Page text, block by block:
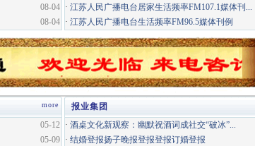
08-04
08-04
· 江苏人民广播电台居家生活频率FM107.1媒体刊...
· 江苏人民广播电台生活频率FM96.5媒体刊例
more
报业集团
05-12
05-09
· 酒桌文化新观察：幽默祝酒词成社交“破冰”...
· 结婚登报扬子晚报登报登报订婚登报